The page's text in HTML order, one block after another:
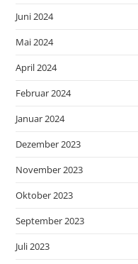
Juni 2024
Mai 2024
April 2024
Februar 2024
Januar 2024
Dezember 2023
November 2023
Oktober 2023
September 2023
Juli 2023